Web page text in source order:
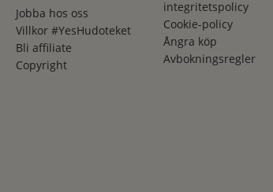
Jobba hos oss
Villkor #YesHudoteket
Bli affiliate
Copyright
integritetspolicy
Cookie-policy
Ångra köp
Avbokningsregler